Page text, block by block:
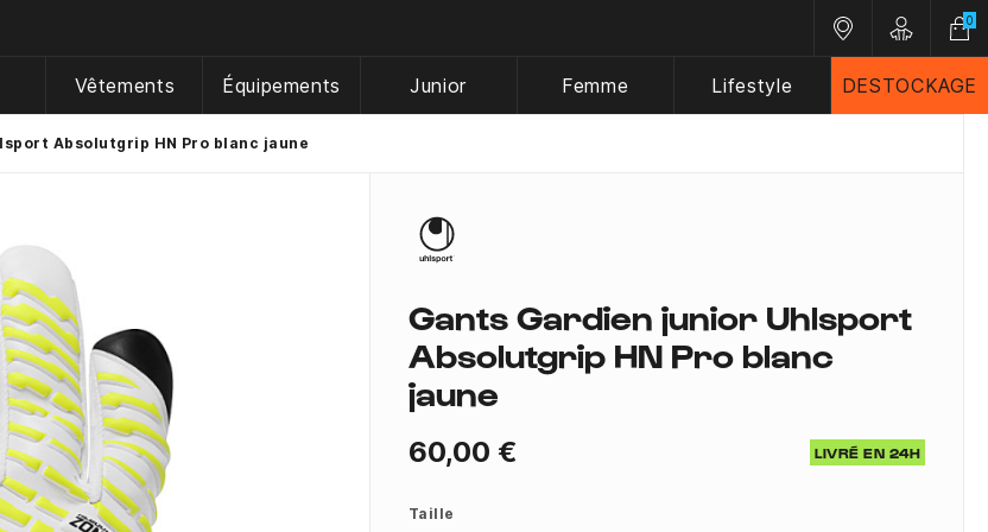
Nos magasins
Customer
0
Vêtements Équipements Junior Femme Lifestyle DESTOCKAGE
Absolutgrip HN Pro blanc jaune
Gants Gardien junior Uhlsport
Absolutgrip HN Pro blanc
jaune
60,00 € LIVRÉ EN 24H
Taille